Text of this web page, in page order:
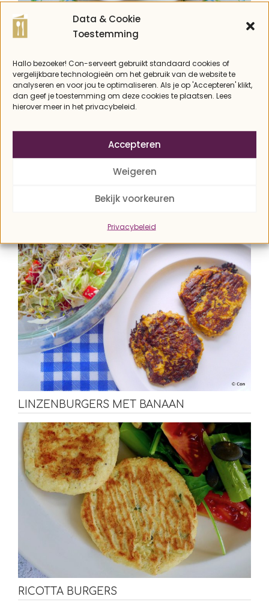
Data & Cookie
Toestemming
Hallo bezoeker! Con-serveert gebruikt standaard cookies of
vergelijkbare technologieën om het gebruik van de website te
analyseren en voor jou te optimaliseren. Als je op 'Accepteren' klikt,
dan geef je toestemming om deze cookies te plaatsen. Lees
hierover meer in het privacybeleid.
Accepteren
Weigeren
Bekijk voorkeuren
Privacybeleid
KARTOFFELPUFFER – DUITSE ZOETE
AARDAPPELKOEKEN MET APPELMOES
LINZENBURGERS MET BANAAN
RICOTTA BURGERS